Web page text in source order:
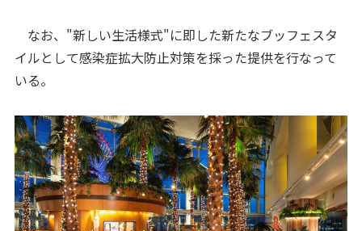
なお、"新しい生活様式"に即した新たなブッフェスタ
イルとして感染症拡大防止対策を採った提供を行なって
いる。